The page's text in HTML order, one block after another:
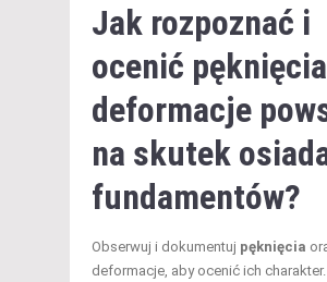
Jak rozpoznać i
ocenić
deformacje
na skutek
fundamentów?
Obserwuj i dokumentuj pęknięcia
deformacje, aby ocenić ich